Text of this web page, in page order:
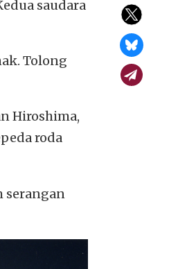
saudara
Tolong
Hiroshima,
roda
serangan